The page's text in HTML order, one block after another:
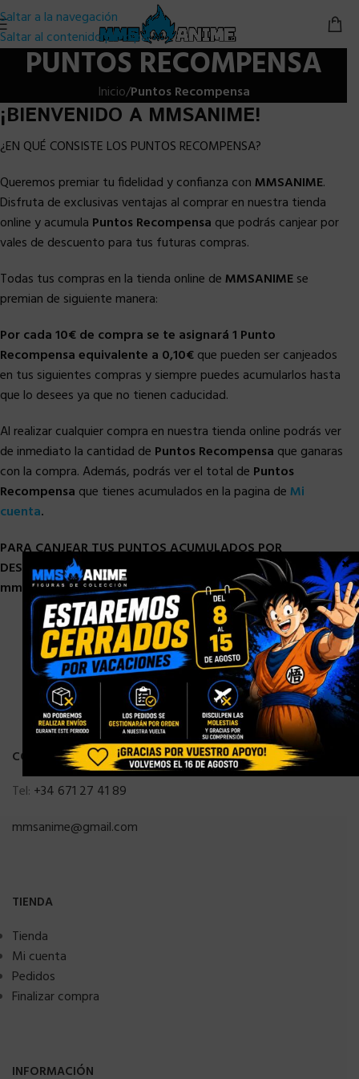
Saltar a la navegación
Saltar al contenido principal
PUNTOS RECOMPENSA
Inicio/Puntos Recompensa
¡BIENVENIDO A MMSANIME!
¿EN QUÉ CONSISTE LOS PUNTOS RECOMPENSA?
Queremos premiar tu fidelidad y confianza conMMSANIME.
Disfruta de exclusivas ventajas al comprar en nuestra tienda
online y acumula Puntos Recompensa que podrás canjear por
vales de descuento para tus futuras compras.
Todas tus compras en la tienda online deMMSANIMEse
premian de siguiente manera:
Por cada 10€ de compra se te asignará 1 Punto
Recompensaequivalente a 0,10€que pueden ser canjeados
en tus siguientes compras y siempre puedes acumularlos hasta
que lo desees ya que no tienen caducidad.
Al realizar cualquier compra en nuestra tienda online podrás ver
de inmediato la cantidad de Puntos Recompensa que ganaras
con la compra. Además, podrás ver el total de Puntos
Recompensa que tienes acumulados en la pagina deMi
cuenta.
PARA CANJEAR TUS PUNTOS ACUMULADOS POR
DESCUENTOS POR FAVOR CONTACTA CON NOSOTROS A :
mmsanime@gmail.com
CONTACTO
Tel: +34 671 27 41 89
mmsanime@gmail.com
TIENDA
Tienda
Mi cuenta
Pedidos
Finalizar compra
INFORMACIÓN
×